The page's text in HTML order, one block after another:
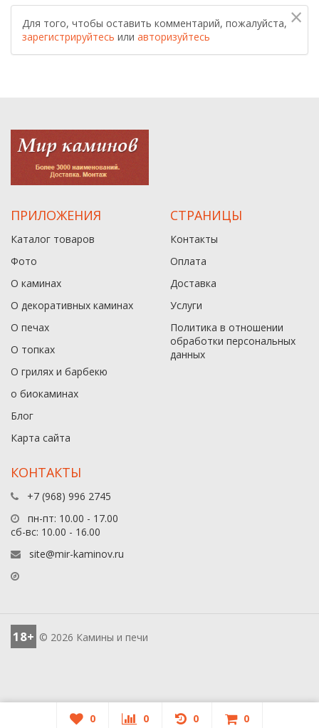
×
Для того, чтобы оставить комментарий, пожалуйста,
зарегистрируйтесь или авторизуйтесь
ПРИЛОЖЕНИЯ
Каталог товаров
Фото
О каминах
О декоративных каминах
О печах
О топках
О грилях и барбекю
о биокаминах
Блог
Карта сайта
СТРАНИЦЫ
Контакты
Оплата
Доставка
Услуги
Политика в отношении
обработки персональных
данныx
КОНТАКТЫ
+7 (968) 996 2745
пн-пт: 10.00 - 17.00
сб-вс: 10.00 - 16.00
site@mir-kaminov.ru
18+ © 2026 Камины и печи
0 0 0 0